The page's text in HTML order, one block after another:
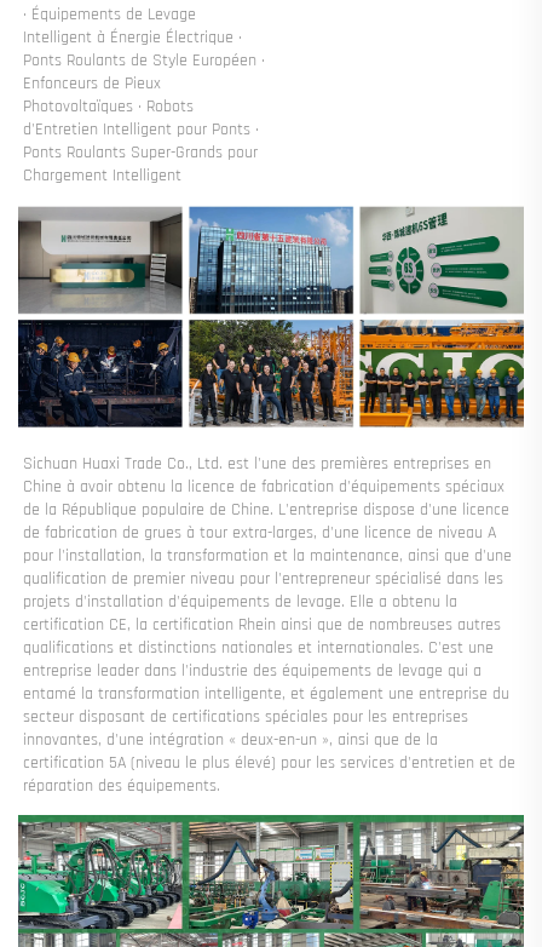
· Équipements de Levage
Intelligent à Énergie Électrique ·
Ponts Roulants de Style Européen ·
Enfonceurs de Pieux
Photovoltaïques · Robots
d'Entretien Intelligent pour Ponts ·
Ponts Roulants Super-Grands pour
Chargement Intelligent
Sichuan Huaxi Trade Co., Ltd. est l'une des premières entreprises en
Chine à avoir obtenu la licence de fabrication d'équipements spéciaux
de la République populaire de Chine. L'entreprise dispose d'une licence
de fabrication de grues à tour extra-larges, d'une licence de niveau A
pour l'installation, la transformation et la maintenance, ainsi que d'une
qualification de premier niveau pour l'entrepreneur spécialisé dans les
projets d'installation d'équipements de levage. Elle a obtenu la
certification CE, la certification Rhein ainsi que de nombreuses autres
qualifications et distinctions nationales et internationales. C'est une
entreprise leader dans l'industrie des équipements de levage qui a
entamé la transformation intelligente, et également une entreprise du
secteur disposant de certifications spéciales pour les entreprises
innovantes, d'une intégration « deux-en-un », ainsi que de la
certification 5A (niveau le plus élevé) pour les services d'entretien et de
réparation des équipements.